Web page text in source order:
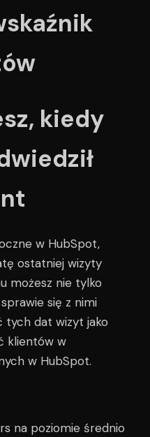
kiedy
w HubSpot,
ostatniej wizyty
możesz nie tylko
się z nimi
tych dat wizyt jako
klientów w
w HubSpot.
na poziomie średnio